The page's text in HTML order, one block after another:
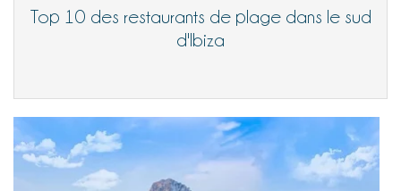
Top 10 des restaurants de plage dans le sud
d'Ibiza